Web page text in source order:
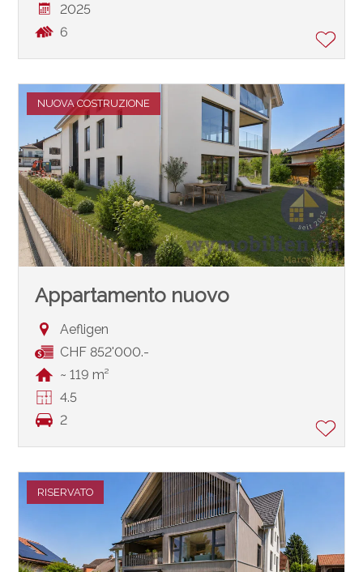
2025
6
NUOVA COSTRUZIONE
Appartamento nuovo
Aefligen
CHF 852'000.-
~ 119 m²
4.5
2
RISERVATO